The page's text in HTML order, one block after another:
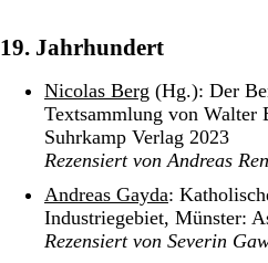
19. Jahrhundert
Nicolas Berg (Hg.): Der
Textsammlung von
Suhrkamp Verlag 2023
Rezensiert von Andreas
Andreas Gayda:
Industriegebiet, Münster:
Rezensiert von Severin